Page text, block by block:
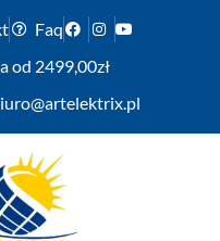
Faq
od 2499,00zł